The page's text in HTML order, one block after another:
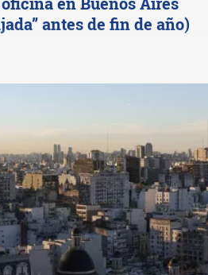
antes de fin de año)